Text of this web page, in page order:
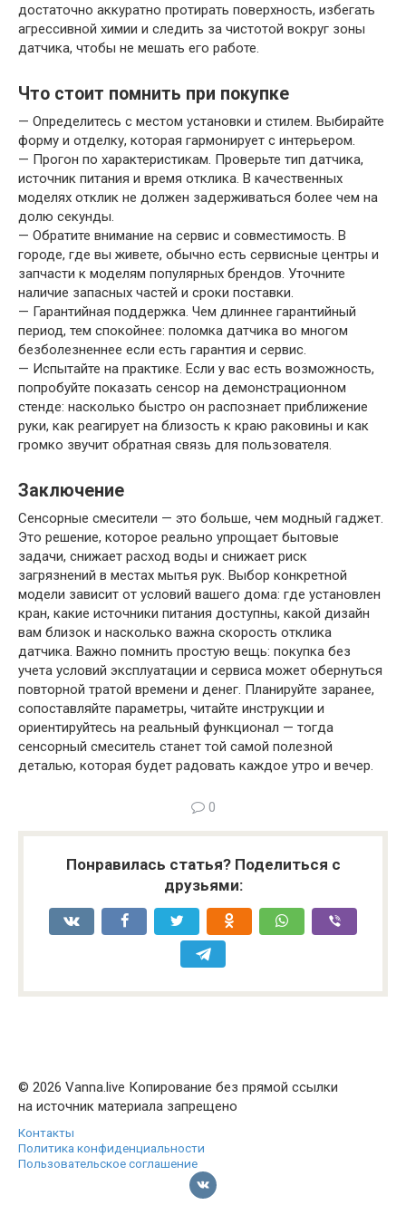
достаточно аккуратно протирать поверхность, избегать
агрессивной химии и следить за чистотой вокруг зоны
датчика, чтобы не мешать его работе.
Что стоит помнить при покупке
— Определитесь с местом установки и стилем. Выбирайте
форму и отделку, которая гармонирует с интерьером.
— Прогон по характеристикам. Проверьте тип датчика,
источник питания и время отклика. В качественных
моделях отклик не должен задерживаться более чем на
долю секунды.
— Обратите внимание на сервис и совместимость. В
городе, где вы живете, обычно есть сервисные центры и
запчасти к моделям популярных брендов. Уточните
наличие запасных частей и сроки поставки.
— Гарантийная поддержка. Чем длиннее гарантийный
период, тем спокойнее: поломка датчика во многом
безболезненнее если есть гарантия и сервис.
— Испытайте на практике. Если у вас есть возможность,
попробуйте показать сенсор на демонстрационном
стенде: насколько быстро он распознает приближение
руки, как реагирует на близость к краю раковины и как
громко звучит обратная связь для пользователя.
Заключение
Сенсорные смесители — это больше, чем модный гаджет.
Это решение, которое реально упрощает бытовые
задачи, снижает расход воды и снижает риск
загрязнений в местах мытья рук. Выбор конкретной
модели зависит от условий вашего дома: где установлен
кран, какие источники питания доступны, какой дизайн
вам близок и насколько важна скорость отклика
датчика. Важно помнить простую вещь: покупка без
учета условий эксплуатации и сервиса может обернуться
повторной тратой времени и денег. Планируйте заранее,
сопоставляйте параметры, читайте инструкции и
ориентируйтесь на реальный функционал — тогда
сенсорный смеситель станет той самой полезной
деталью, которая будет радовать каждое утро и вечер.
0
Понравилась статья? Поделиться с
друзьями:
© 2026 Vanna.live Копирование без прямой ссылки
на источник материала запрещено
Контакты
Политика конфиденциальности
Пользовательское соглашение